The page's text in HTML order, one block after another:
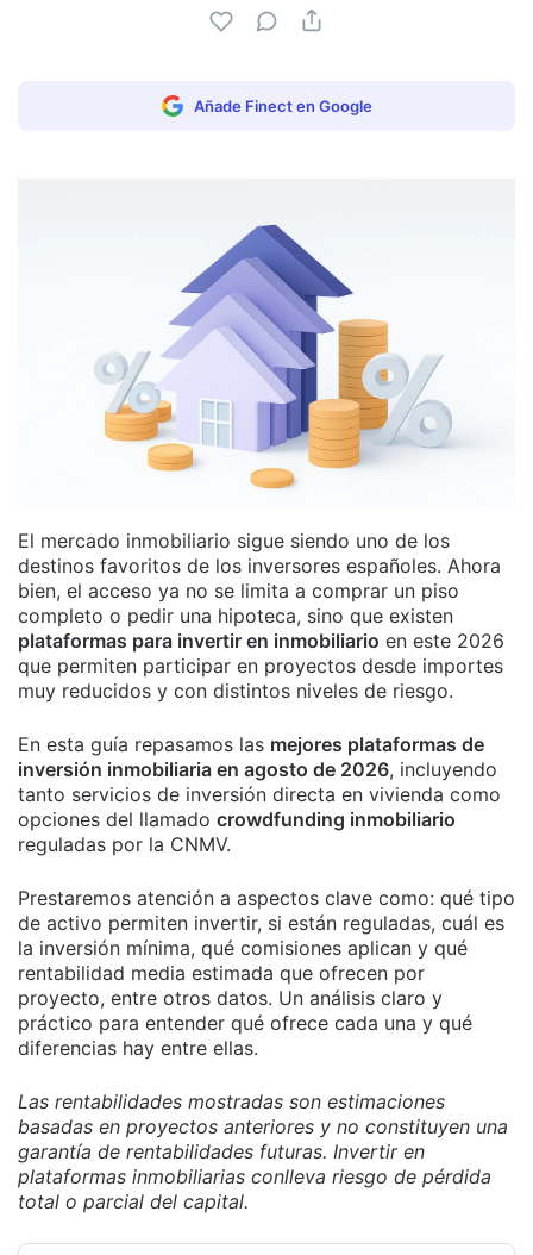
Añade Finect en Google
El mercado inmobiliario sigue siendo uno de los
destinos favoritos de los inversores españoles. Ahora
bien, el acceso ya no se limita a comprar un piso
completo o pedir una hipoteca, sino que existen
plataformas para invertir en inmobiliario en este 2026
que permiten participar en proyectos desde importes
muy reducidos y con distintos niveles de riesgo.
En esta guía repasamos las mejores plataformas de
inversión inmobiliaria en agosto de 2026, incluyendo
tanto servicios de inversión directa en vivienda como
opciones del llamado crowdfunding inmobiliario
reguladas por la CNMV.
Prestaremos atención a aspectos clave como: qué tipo
de activo permiten invertir, si están reguladas, cuál es
la inversión mínima, qué comisiones aplican y qué
rentabilidad media estimada que ofrecen por
proyecto, entre otros datos. Un análisis claro y
práctico para entender qué ofrece cada una y qué
diferencias hay entre ellas.
Las rentabilidades mostradas son estimaciones
basadas en proyectos anteriores y no constituyen una
garantía de rentabilidades futuras. Invertir en
plataformas inmobiliarias conlleva riesgo de pérdida
total o parcial del capital.